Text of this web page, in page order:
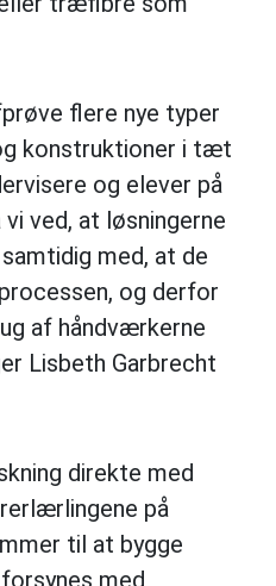
flere nye typer
konstruktioner i tæt
og elever på
ved, at løsningerne
med, at de
og derfor
af håndværkerne
Lisbeth Garbrecht
direkte med
på
til at bygge
med